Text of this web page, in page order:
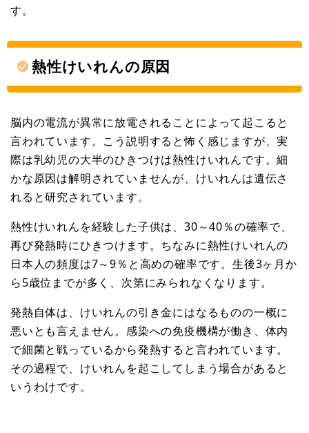
す。
熱性けいれんの原因
脳内の電流が異常に放電されることによって起こると
言われています。こう説明すると怖く感じますが、実
際は乳幼児の大半のひきつけは熱性けいれんです。細
かな原因は解明されていませんが、けいれんは遺伝さ
れると研究されています。
熱性けいれんを経験した子供は、30～40％の確率で、
再び発熱時にひきつけます。ちなみに熱性けいれんの
日本人の頻度は7～9％と高めの確率です。生後3ヶ月か
ら5歳位までが多く、次第にみられなくなります。
発熱自体は、けいれんの引き金にはなるものの一概に
悪いとも言えません。感染への免疫機構が働き、体内
で細菌と戦っているから発熱すると言われています。
その過程で、けいれんを起こしてしまう場合があると
いうわけです。